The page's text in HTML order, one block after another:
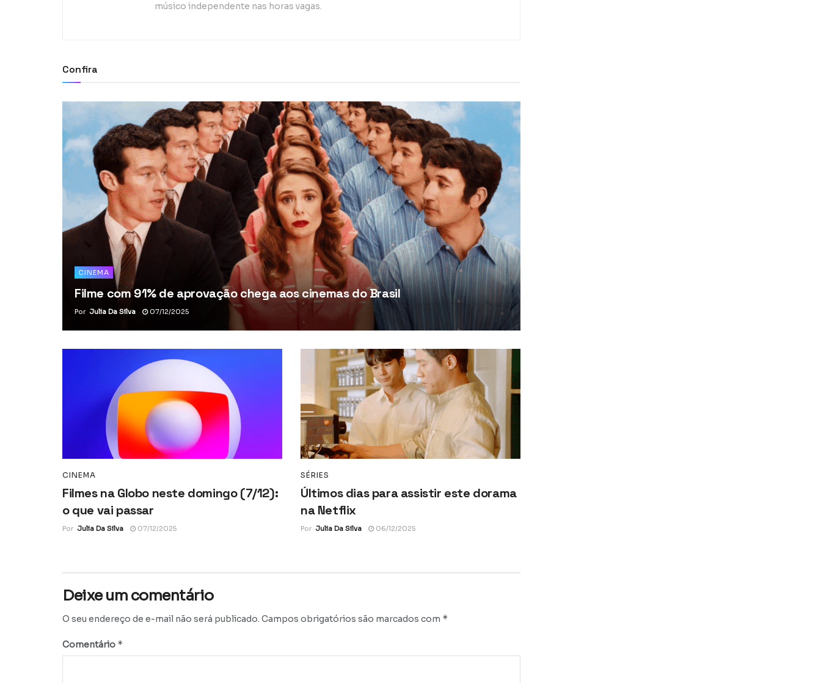
músico independente nas horas vagas.
Confira
CINEMA
Filme com 91% de aprovação chega aos cinemas do Brasil
Por Julia Da Silva 07/12/2025
CINEMA
Filmes na Globo neste domingo (7/12):
o que vai passar
Por Julia Da Silva 07/12/2025
SÉRIES
Últimos dias para assistir este dorama
na Netflix
Por Julia Da Silva 06/12/2025
Deixe um comentário
O seu endereço de e-mail não será publicado. Campos obrigatórios são marcados com *
Comentário *